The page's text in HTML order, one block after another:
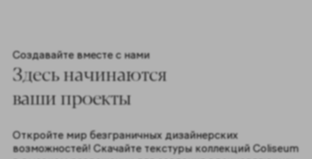
Создавайте вместе с нами
Здесь начинаются
ваши проекты
Откройте мир безграничных дизайнерских
возможностей! Скачайте текстуры коллекций Coliseum